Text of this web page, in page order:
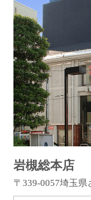
岩槻総本店
〒339-0057埼玉県